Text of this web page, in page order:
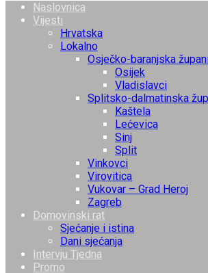
Naslovnica
Vijesti
Hrvatska
Lokalno
Osječko-baranjska
Osijek
Vladislavci
Splitsko-dalmatinska
Kaštela
Lećevica
Sinj
Split
Vinkovci
Virovitica
Vukovar – Grad Heroj
Zagreb
Domovinski rat
Sjećanje i istina
Dani sjećanja
Intervju Tjedna
Promo